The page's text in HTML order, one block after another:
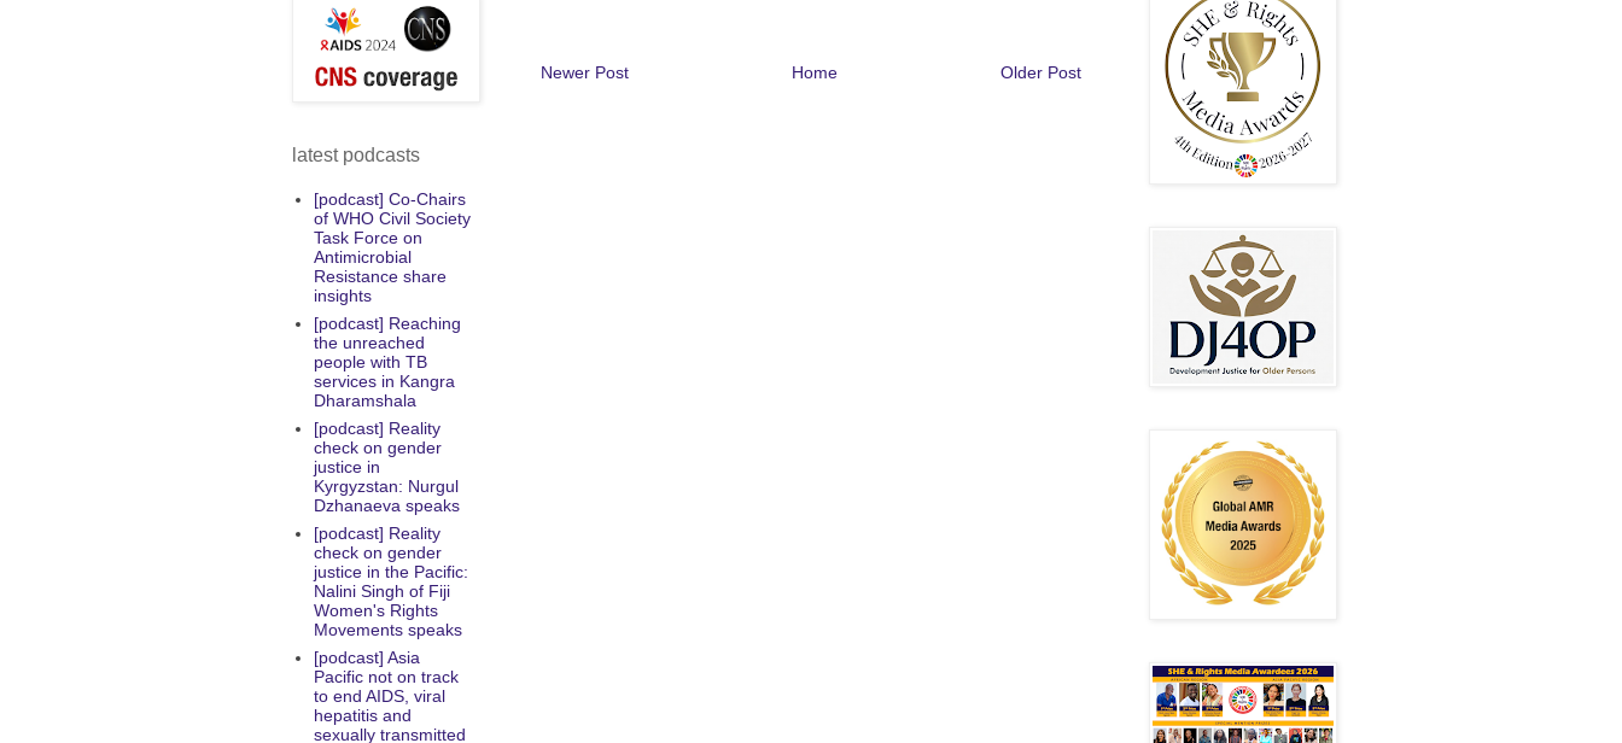
Newer Post Older Post
Home
latest podcasts
[podcast] Co-Chairs
of WHO Civil Society
Task Force on
Antimicrobial
Resistance share
insights
[podcast] Reaching
the unreached
people with TB
services in Kangra
Dharamshala
[podcast] Reality
check on gender
justice in
Kyrgyzstan: Nurgul
Dzhanaeva speaks
[podcast] Reality
check on gender
justice in the Pacific:
Nalini Singh of Fiji
Women's Rights
Movements speaks
[podcast] Asia
Pacific not on track
to end AIDS, viral
hepatitis and
sexually transmitted